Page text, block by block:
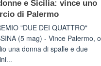
Sielte
premia
studenti
vincitori
del
e Sicilia: vince uno
di Palermo
"DUE DEI QUATTRO"
(5 mag) - Vince Palermo, o
una donna di spalle e due